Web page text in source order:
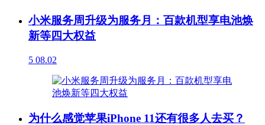
小米服务周升级为服务月：百款机型享电池焕
新等四大权益
5 08.02
为什么感觉苹果iPhone 11还有很多人去买？